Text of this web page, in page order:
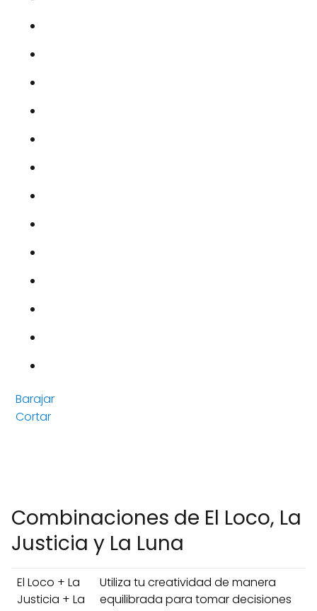
Barajar
Cortar
Combinaciones de El Loco, La
Justicia y La Luna
El Loco + La
Justicia + La
Utiliza tu creatividad de manera
equilibrada para tomar decisiones